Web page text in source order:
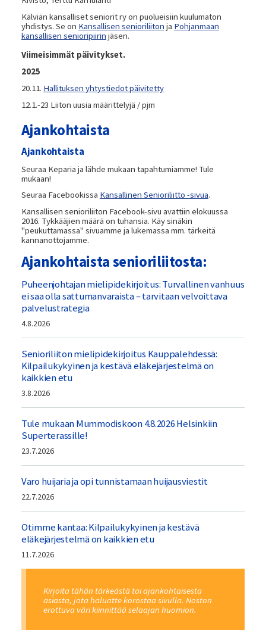
Kälviän kansalliset seniorit ry on puolueisiin kuulumaton
yhdistys. Se on Kansallisen senioriliiton ja Pohjanmaan
kansallisen senioripiirin jäsen.
Viimeisimmät päivitykset.
2025
20.11. Hallituksen yhtystiedot päivitetty
12.1.-23 Liiton uusia määrittelyjä / pjm
Ajankohtaista
Ajankohtaista
Seuraa Keparia ja lähde mukaan tapahtumiamme! Tule
mukaan!
Seuraa Facebookissa Kansallinen Senioriliitto -sivua.
Kansallisen senioriliiton Facebook-sivu avattiin elokuussa
2016. Tykkääjien määrä on tuhansia. Käy sinäkin
"peukuttamassa" sivuamme ja lukemassa mm. tärkeitä
kannanottojamme.
Ajankohtaista senioriliitosta:
Puheenjohtajan mielipidekirjoitus: Turvallinen vanhuus
ei saa olla sattumanvaraista – tarvitaan velvoittava
palvelustrategia
4.8.2026
Senioriliiton mielipidekirjoitus Kauppalehdessä:
Kilpailukykyinen ja kestävä eläkejärjestelmä on
kaikkien etu
3.8.2026
Tule mukaan Mummodiskoon 4.8.2026 Helsinkiin
Superterassille!
23.7.2026
Varo huijaria ja opi tunnistamaan huijausviestit
22.7.2026
Otimme kantaa: Kilpailukykyinen ja kestävä
eläkejärjestelmä on kaikkien etu
11.7.2026
Kirjoita tähän tärkeästä tai ajankohtaisesta
asiasta, jota haluatte korostaa sivulla. Noston
erottuva väri kiinnittää selaajan huomion.